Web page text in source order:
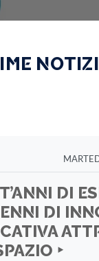
DI
DI
‣